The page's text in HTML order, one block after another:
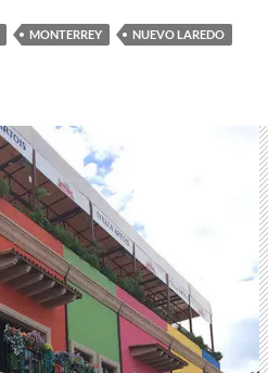
MONTERREY
NUEVO LAREDO